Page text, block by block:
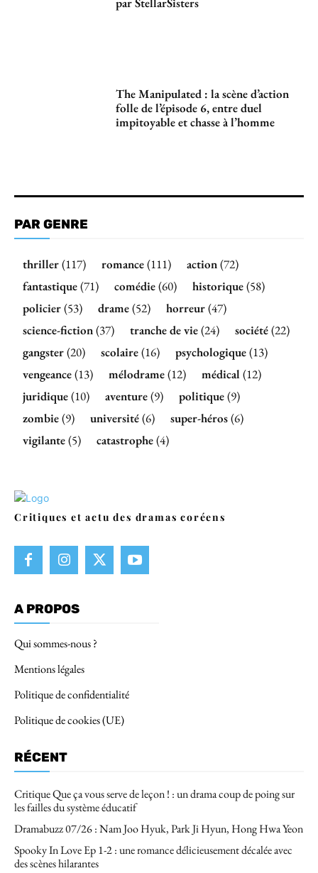
The Manipulated : la scène d’action
folle de l’épisode 6, entre duel
impitoyable et chasse à l’homme
PAR GENRE
thriller(117) romance(111) action(72)
fantastique(71) comédie(60) historique(58)
policier(53) drame(52) horreur(47)
science-fiction(37) tranche de vie(24) société(22)
gangster(20) scolaire(16) psychologique(13)
vengeance(13) mélodrame(12) médical(12)
juridique(10) aventure(9) politique(9)
zombie(9) université(6) super-héros(6)
vigilante(5) catastrophe(4)
Critiques et actu des dramas coréens
A PROPOS
Qui sommes-nous ?
Mentions légales
Politique de confidentialité
Politique de cookies (UE)
RÉCENT
Critique Que ça vous serve de leçon ! : un drama coup de poing sur
les failles du système éducatif
Dramabuzz 07/26 : Nam Joo Hyuk, Park Ji Hyun, Hong Hwa Yeon
Spooky In Love Ep 1-2 : une romance délicieusement décalée avec
des scènes hilarantes